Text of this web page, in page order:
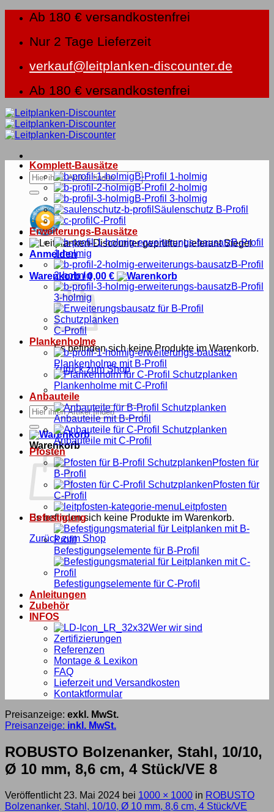
springen
Ab 180 € versandkostenfrei
Nur 2 Tage Lieferzeit
verkauf@leitplanken-discounter.de
Ab 180 € versandkostenfrei
Suche
nach:
Anmelden
Warenkorb /0,00 €
Es befinden sich keine Produkte im Warenkorb.
Zurück zum Shop
Suche
nach:
Warenkorb
Es befinden sich keine Produkte im Warenkorb.
Zurück zum Shop
Komplett-Bausätze
B-Profil 1-holmig
B-Profil 2-holmig
B-Profil 3-holmig
Säulenschutz B-Profil
C-Profil
Erweiterungs-Bausätze
B-Profil
1-holmig
B-Profil
2-holmig
B-Profil
3-holmig
C-Profil
Plankenholme
Plankenholme mit B-Profil
Plankenholme mit C-Profil
Anbauteile
Anbauteile mit B-Profil
Anbauteile mit C-Profil
Pfosten
Pfosten für
B-Profil
Pfosten für
C-Profil
Leitpfosten
Befestigung
Befestigungselemente für B-Profil
Befestigungselemente für C-Profil
Anleitungen
Zubehör
INFOS
Wer wir sind
Zertifizierungen
Referenzen
Montage & Lexikon
FAQ
Lieferzeit und Versandkosten
Kontaktformular
Preisanzeige: exkl. MwSt.
Preisanzeige: inkl. MwSt.
ROBUSTO Bolzenanker, Stahl, 10/10,
Ø 10 mm, 8,6 cm, 4 Stück/VE 8
Veröffentlicht 23. Mai 2024 bei 1000 × 1000 in ROBUSTO
Bolzenanker, Stahl, 10/10, Ø 10 mm, 8,6 cm, 4 Stück/VE